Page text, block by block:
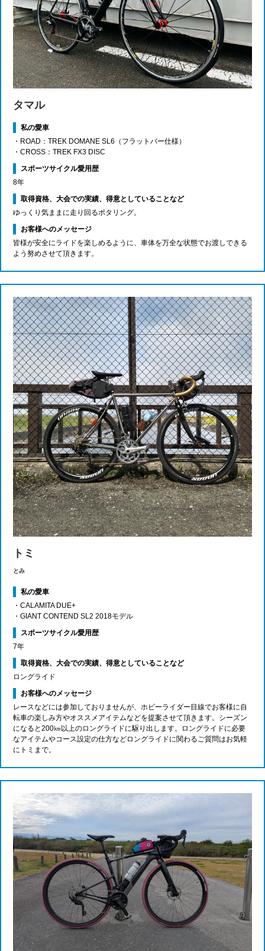
タマル
私の愛車
・ROAD：TREK DOMANE SL6（フラットバー仕様）
・CROSS：TREK FX3 DISC
スポーツサイクル愛用歴
8年
取得資格、大会での実績、得意としていることなど
ゆっくり気ままに走り回るポタリング。
お客様へのメッセージ
皆様が安全にライドを楽しめるように、車体を万全な状態でお渡しできる
よう努めさせて頂きます。
トミ
とみ
私の愛車
・CALAMITA DUE+
・GIANT CONTEND SL2 2018モデル
スポーツサイクル愛用歴
7年
取得資格、大会での実績、得意としていることなど
ロングライド
お客様へのメッセージ
レースなどには参加しておりませんが、ホビーライダー目線でお客様に自
転車の楽しみ方やオススメアイテムなどを提案させて頂きます。シーズン
になると200㎞以上のロングライドに駆り出します。ロングライドに必要
なアイテムやコース設定の仕方などロングライドに関わるご質問はお気軽
にトミまで。